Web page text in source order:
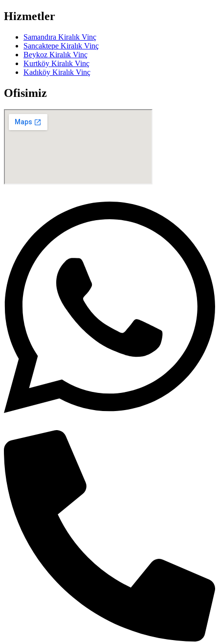
Hizmetler
Samandıra Kiralık Vinç
Sancaktepe Kiralık Vinç
Beykoz Kiralık Vinç
Kurtköy Kiralık Vinç
Kadıköy Kiralık Vinç
Ofisimiz